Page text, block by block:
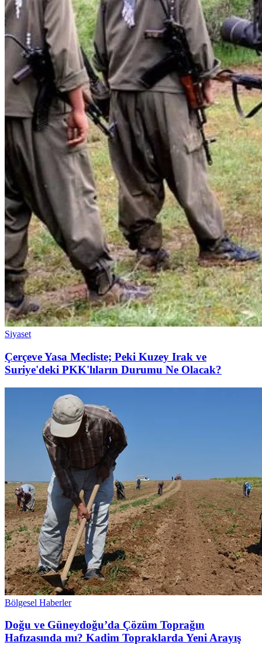
Siyaset
Çerçeve Yasa Mecliste; Peki Kuzey Irak ve
Suriye'deki PKK'lıların Durumu Ne Olacak?
Bölgesel Haberler
Doğu ve Güneydoğu’da Çözüm Toprağın
Hafızasında mı? Kadim Topraklarda Yeni Arayış